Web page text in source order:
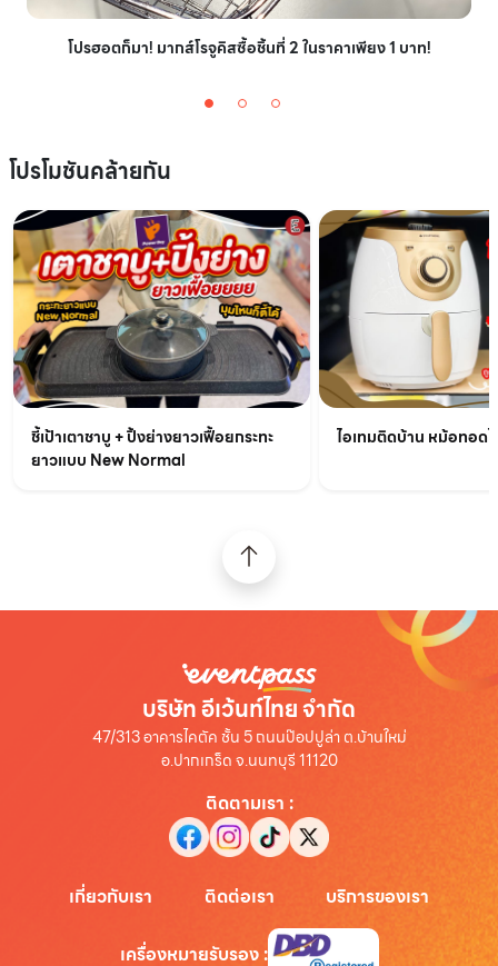
โปรฮอตก็มา! มากส์โรจูคิสซื้อชิ้นที่ 2 ในราคาเพียง 1 บาท!
โปรโมชันคล้ายกัน
ชี้เป้าเตาชาบู + ปิ้งย่างยาวเฟื้อยกระทะ
ยาวแบบ New Normal
ไอเทมติดบ้าน หม้อทอด
บริษัท อีเว้นท์ไทย จำกัด
47/313 อาคารไคตัค ชั้น 5 ถนนป๊อปปูล่า ต.บ้านใหม่
อ.ปากเกร็ด จ.นนทบุรี 11120
ติดตามเรา :
เกี่ยวกับเรา ติดต่อเรา บริการของเรา
เครื่องหมายรับรอง: